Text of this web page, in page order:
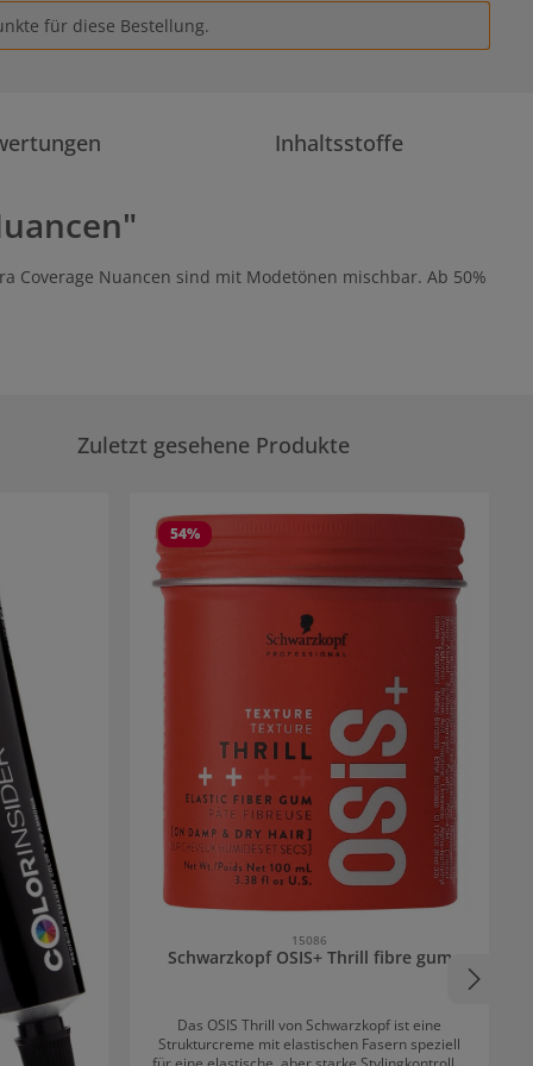
für diese Bestellung.
Inhaltsstoffe
Coverage Nuancen sind mit Modetönen mischbar. Ab 50%
Zuletzt gesehene Produkte
54%
15086
Schwarzkopf OSIS+ Thrill fibre gum
Das OSIS Thrill von Schwarzkopf ist eine
Strukturcreme mit elastischen Fasern speziell